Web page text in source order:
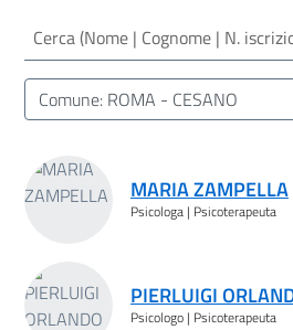
Cerca (Nome | Cognome | N. iscrizione)
Luogo (CAP | Comune | Provincia)
Comune: ROMA - CESANO
Risultati ricerca
MARIA ZAMPELLA
Psicologa | Psicoterapeuta
PIERLUIGI
Psicologo | Psicoterapeuta